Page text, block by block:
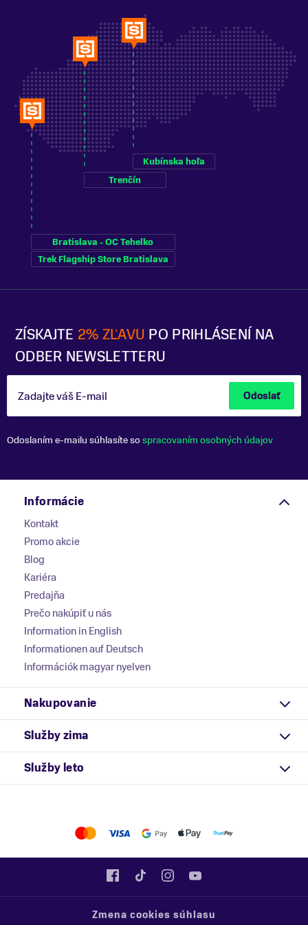
ZÍSKAJTE 2% ZĽAVU PO PRIHLÁSENÍ NA
ODBER NEWSLETTERU
Zadajte váš E-mail Odoslať
Odoslaním e-mailu súhlasíte sospracovaním osobných údajov
Bratislava - OC Tehelko
Trek Flagship Store Bratislava
Trenčín
Kubínska hoľa
Informácie
Kontakt
Promo akcie
Blog
Kariéra
Predajňa
Prečo nakúpiť u nás
Information in English
Informationen auf Deutsch
Információk magyar nyelven
Nakupovanie
Služby zima
Služby leto
Zmena cookies súhlasu